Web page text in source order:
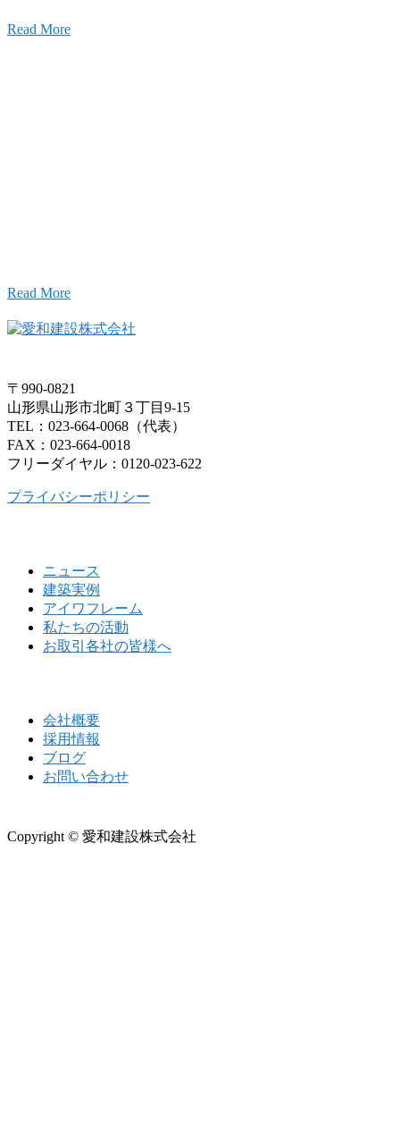
Read More
Read More
〒990-0821
山形県山形市北町３丁目9-15
TEL：023-664-0068（代表）
FAX：023-664-0018
フリーダイヤル：0120-023-622
プライバシーポリシー
ニュース
建築実例
アイワフレーム
私たちの活動
お取引各社の皆様へ
会社概要
採用情報
ブログ
お問い合わせ
Copyright © 愛和建設株式会社